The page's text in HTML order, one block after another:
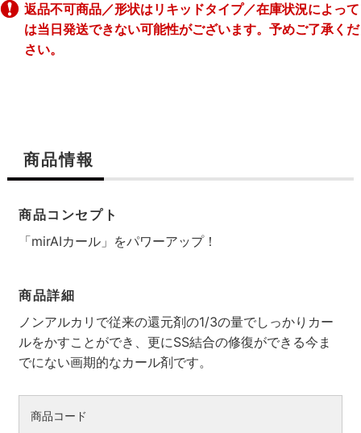
返品不可商品／形状はリキッドタイプ／在庫状況によって
は当日発送できない可能性がございます。予めご了承くだ
さい。
商品情報
商品コンセプト
「mirAIカール」をパワーアップ！
商品詳細
ノンアルカリで従来の還元剤の1/3の量でしっかりカー
ルをかすことができ、更にSS結合の修復ができる今ま
でにない画期的なカール剤です。
商品コード